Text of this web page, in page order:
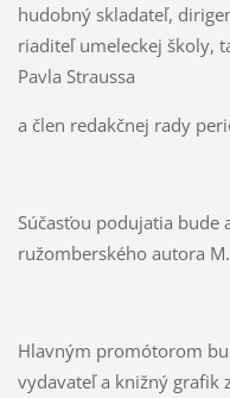
hudobný skladateľ,
riaditeľ umeleckej školy,
Pavla Straussa
a člen redakčnej rady
Súčasťou podujatia
ružomberského autora
Hlavným promótorom
vydavateľ a knižný grafik